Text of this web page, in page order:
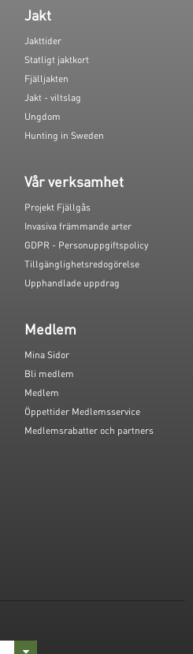
Jakt
Jakttider
Statligt jaktkort
Fjälljakten
Jakt - viltslag
Ungdom
Hunting in Sweden
Vår verksamhet
Projekt Fjällgås
Invasiva främmande arter
GDPR - Personuppgiftspolicy
Tillgänglighetsredogörelse
Upphandlade uppdrag
Medlem
Mina Sidor
Bli medlem
Medlem
Öppettider Medlemsservice
Medlemsrabatter och partners